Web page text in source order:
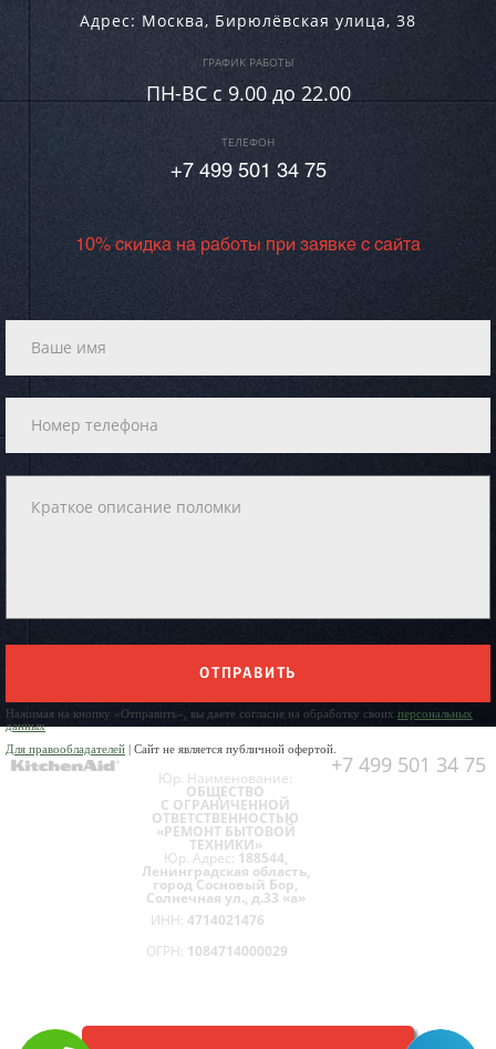
Адрес: Москва, Бирюлёвская улица, 38
ГРАФИК РАБОТЫ
ПН-ВC c 9.00 до 22.00
ТЕЛЕФОН
+7 499 501 34 75
10% скидка на работы при заявке с сайта
ОТПРАВИТЬ
Нажимая на кнопку «Отправить», вы даете согласие на обработку своих персональных
данных
Для правообладателей | Сайт не является публичной офертой.
+7 499 501 34 75
Юр. Наименование:
ОБЩЕСТВО
С ОГРАНИЧЕННОЙ
ОТВЕТСТВЕННОСТЬЮ
«РЕМОНТ БЫТОВОЙ
ТЕХНИКИ»
Юр. Адрес: 188544,
Ленинградская область,
город Сосновый Бор,
Солнечная ул., д.33 «а»
ИНН: 4714021476
ОГРН: 1084714000029